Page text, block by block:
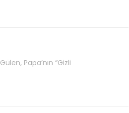
Papa’nın “Gizli